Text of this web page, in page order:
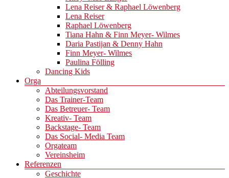
Lena Reiser & Raphael Löwenberg
Lena Reiser
Raphael Löwenberg
Tiana Hahn & Finn Meyer- Wilmes
Daria Pastijan & Denny Hahn
Finn Meyer- Wilmes
Paulina Fölling
Dancing Kids
Orga
Abteilungsvorstand
Das Trainer-Team
Das Betreuer- Team
Kreativ- Team
Backstage- Team
Das Social- Media Team
Orgateam
Vereinsheim
Referenzen
Geschichte